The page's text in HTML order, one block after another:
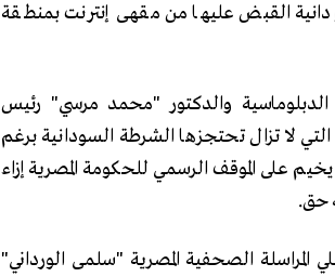
القبض عليها من مقهى إنترنت بمنطقة
الدبلوماسية والدكتور "محمد مرسي" رئيس
لا تزال تحتجزها الشرطة السودانية برغم
على الموقف الرسمي للحكومة المصرية إزاء
حق.
الصحفية المصرية "سلمى الورداني"